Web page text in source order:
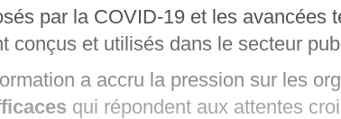
par la COVID-19 et les avancées
conçus et utilisés dans le secteur
a accru la pression sur les
qui répondent aux attentes